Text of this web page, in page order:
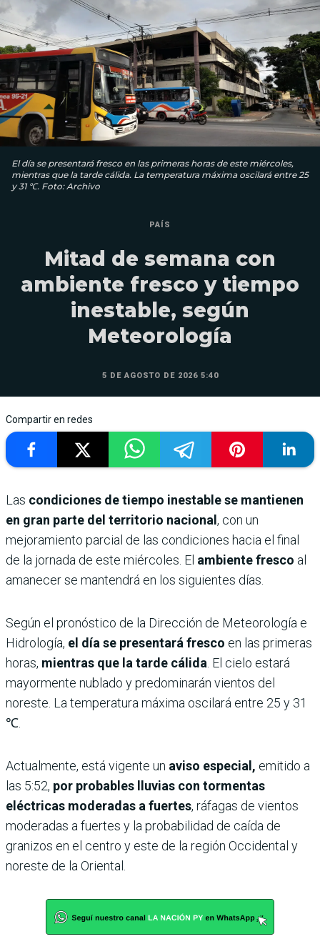
El día se presentará fresco en las primeras horas de este miércoles,
mientras que la tarde cálida. La temperatura máxima oscilará entre 25
y 31 ℃. Foto: Archivo
PAÍS
Mitad de semana con
ambiente fresco y tiempo
inestable, según
Meteorología
5 DE AGOSTO DE 2026 5:40
Compartir en redes
Las condiciones de tiempo inestable se mantienen
en gran parte del territorio nacional, con un
mejoramiento parcial de las condiciones hacia el final
de la jornada de este miércoles. El ambiente fresco al
amanecer se mantendrá en los siguientes días.
Según el pronóstico de la Dirección de Meteorología e
Hidrología, el día se presentará fresco en las primeras
horas, mientras que la tarde cálida . El cielo estará
mayormente nublado y predominarán vientos del
noreste. La temperatura máxima oscilará entre 25 y 31
℃.
Actualmente, está vigente un aviso especial, emitido a
las 5:52, por probables lluvias con tormentas
eléctricas moderadas a fuertes, ráfagas de vientos
moderadas a fuertes y la probabilidad de caída de
granizos en el centro y este de la región Occidental y
noreste de la Oriental.